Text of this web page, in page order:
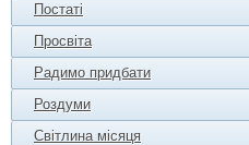
Постаті
Просвіта
Радимо придбати
Роздуми
Світлина місяця